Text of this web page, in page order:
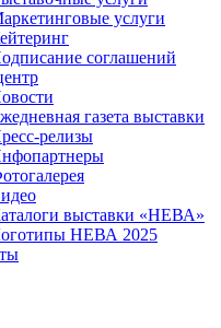
услуги
соглашений
газета выставки
релизы
выставки «НЕВА»
НЕВА 2025